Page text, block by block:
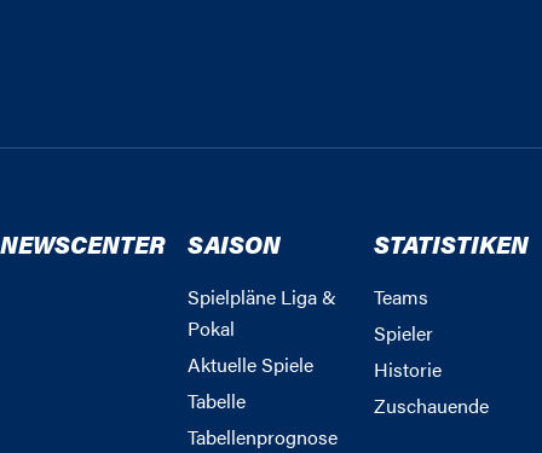
NEWSCENTER SAISON
Spielpläne Liga &
Pokal
Aktuelle Spiele
Tabelle
Tabellenprognose
STATISTIKEN
Teams
Spieler
Historie
Zuschauende